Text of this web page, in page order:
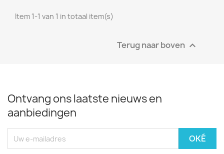
Item 1-1 van 1 in totaal item(s)
Terug naar boven 
Ontvang ons laatste nieuws en
aanbiedingen